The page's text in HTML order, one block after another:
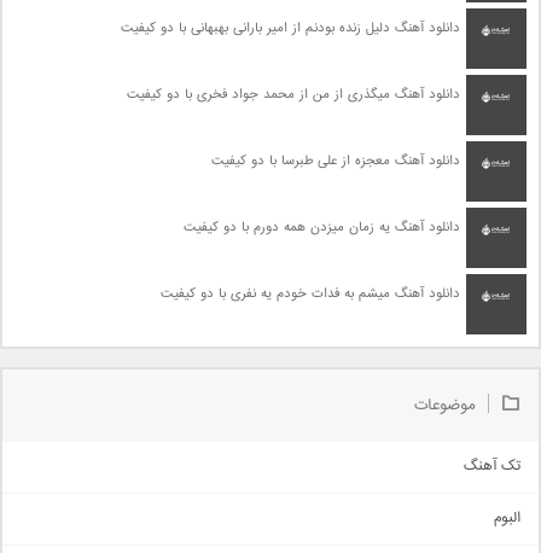
دانلود آهنگ دلیل زنده بودنم از امیر بارانی بهبهانی با دو کیفیت
دانلود آهنگ میگذری از من از محمد جواد فخری با دو کیفیت
دانلود آهنگ معجزه از علی طبرسا با دو کیفیت
دانلود آهنگ یه زمان میزدن همه دورم با دو کیفیت
دانلود آهنگ میشم به فدات خودم یه نفری با دو کیفیت
موضوعات
تک آهنگ
البوم